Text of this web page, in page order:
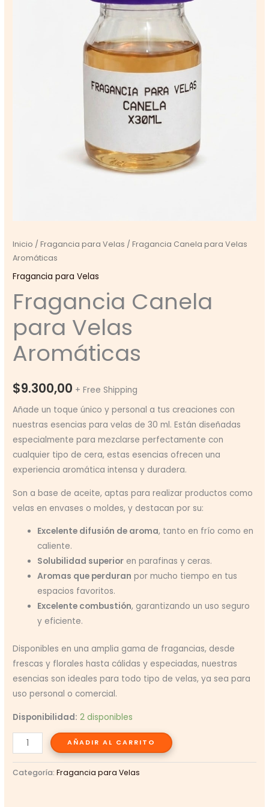
Inicio /Fragancia para Velas / Fragancia Canela para Velas
Aromáticas
Fragancia para Velas
Fragancia Canela
para Velas
Aromáticas
$9.300,00 + Free Shipping
Añade un toque único y personal a tus creaciones con
nuestras esencias para velas de 30 ml. Están diseñadas
especialmente para mezclarse perfectamente con
cualquier tipo de cera, estas esencias ofrecen una
experiencia aromática intensa y duradera.
Son a base de aceite, aptas para realizar productos como
velas en envases o moldes, y destacan por su:
Excelente difusión de aroma, tanto en frío como en
caliente.
Solubilidad superior en parafinas y ceras.
Aromas que perduran por mucho tiempo en tus
espacios favoritos.
Excelente combustión, garantizando un uso seguro
y eficiente.
Disponibles en una amplia gama de fragancias, desde
frescas y florales hasta cálidas y especiadas, nuestras
esencias son ideales para todo tipo de velas, ya sea para
uso personal o comercial.
Disponibilidad: 2 disponibles
Fragancia
Canela
para
AÑADIR AL CARRITO
Categoría:Fragancia para Velas